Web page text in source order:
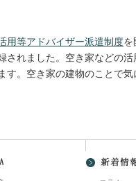
用等アドバイザー派遣制度を
されました。空き家などの活
す。空き家の建物のことで気